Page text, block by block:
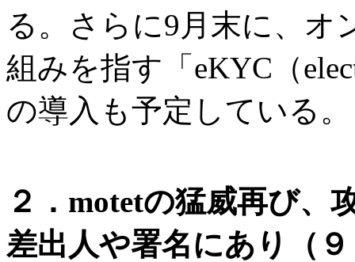
る。さらに9月末に、オ
組みを指す「eKYC（
の導入も予定している。
２．motetの猛威再び、
差出人や署名にあり（